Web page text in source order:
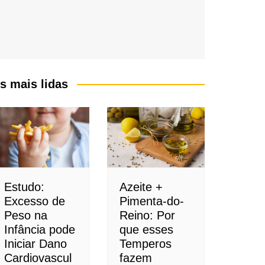
mais lidas
Estudo:
Excesso de
Peso na
Infância pode
Iniciar Dano
Cardiovascul
Azeite +
Pimenta-do-
Reino: Por
que esses
Temperos
fazem